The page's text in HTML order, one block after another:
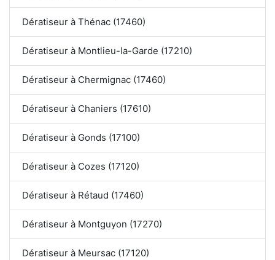
Dératiseur à Thénac (17460)
Dératiseur à Montlieu-la-Garde (17210)
Dératiseur à Chermignac (17460)
Dératiseur à Chaniers (17610)
Dératiseur à Gonds (17100)
Dératiseur à Cozes (17120)
Dératiseur à Rétaud (17460)
Dératiseur à Montguyon (17270)
Dératiseur à Meursac (17120)